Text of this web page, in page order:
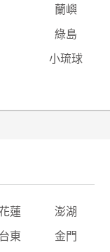
蘭嶼
綠島
小琉球
蓮 澎湖
台東 金門